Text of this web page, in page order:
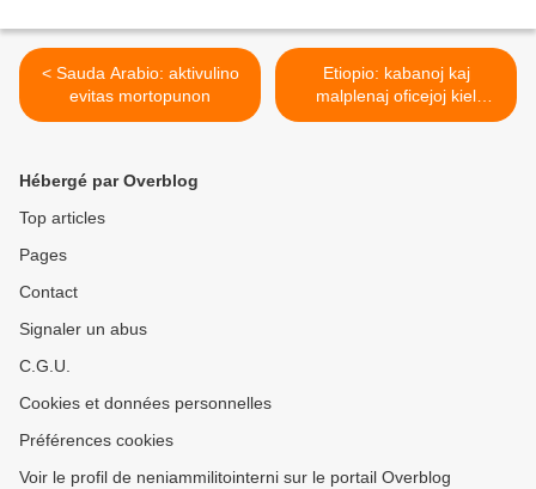
< Sauda Arabio: aktivulino
evitas mortopunon
Etiopio: kabanoj kaj
malplenaj oficejoj kiel
hejmoj >
Hébergé par Overblog
Top articles
Pages
Contact
Signaler un abus
C.G.U.
Cookies et données personnelles
Préférences cookies
Voir le profil de neniammilitointerni sur le portail Overblog